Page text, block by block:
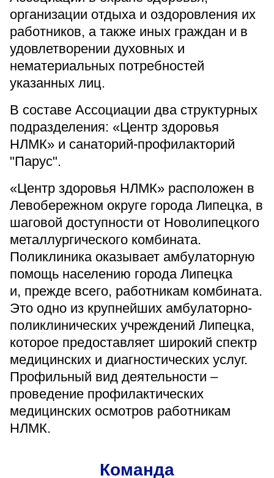
организации отдыха и оздоровления их
работников, а также иных граждан и в
удовлетворении духовных и
нематериальных потребностей
указанных лиц.
В составе Ассоциации два структурных
подразделения: «Центр здоровья
НЛМК» и санаторий-профилакторий
"Парус".
«Центр здоровья НЛМК» расположен в
Левобережном округе города Липецка, в
шаговой доступности от Новолипецкого
металлургического комбината.
Поликлиника оказывает амбулаторную
помощь населению города Липецка
и, прежде всего, работникам комбината.
Это одно из крупнейших амбулаторно-
поликлинических учреждений Липецка,
которое предоставляет широкий спектр
медицинских и диагностических услуг.
Профильный вид деятельности –
проведение профилактических
медицинских осмотров работникам
НЛМК.
Команда